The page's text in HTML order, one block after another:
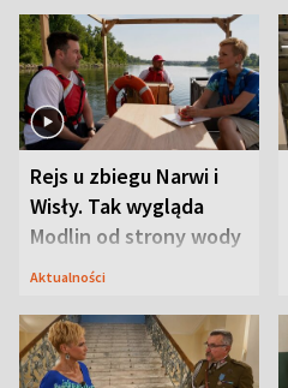
Rejs u zbiegu Narwi i
Wisły. Tak wygląda
Modlin od strony wody
Aktualności